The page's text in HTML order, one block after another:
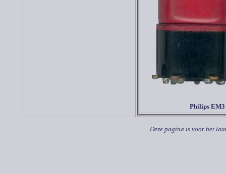
Philips EM3
Deze pagina is voor het